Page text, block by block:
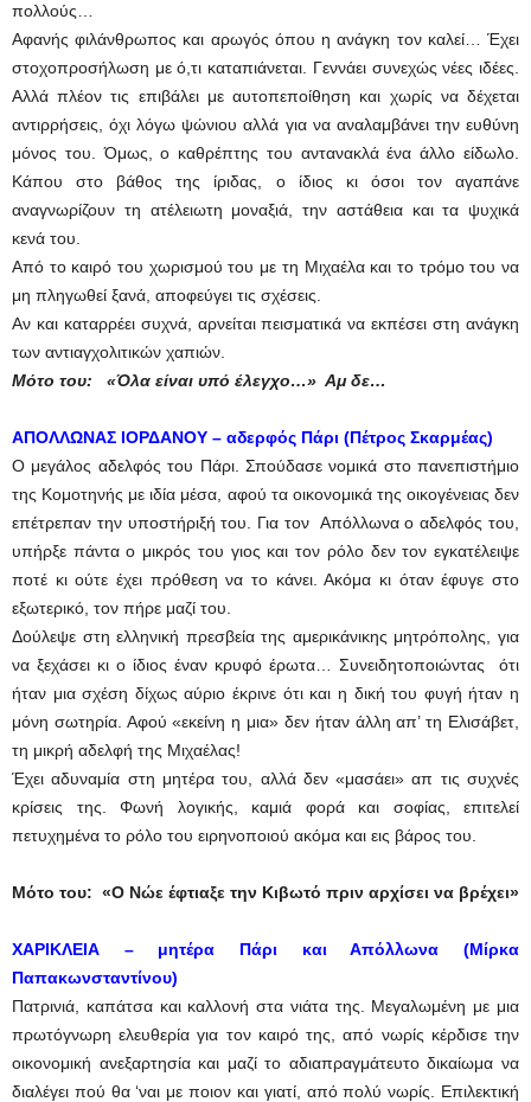
πολλούς…
Αφανής φιλάνθρωπος και αρωγός όπου η ανάγκη τον καλεί… Έχει
στοχοπροσήλωση με ό,τι καταπιάνεται. Γεννάει συνεχώς νέες ιδέες.
Αλλά πλέον τις επιβάλει με αυτοπεποίθηση και χωρίς να δέχεται
αντιρρήσεις, όχι λόγω ψώνιου αλλά για να αναλαμβάνει την ευθύνη
μόνος του. Όμως, ο καθρέπτης του αντανακλά ένα άλλο είδωλο.
Κάπου στο βάθος της ίριδας, ο ίδιος κι όσοι τον αγαπάνε
αναγνωρίζουν τη ατέλειωτη μοναξιά, την αστάθεια και τα ψυχικά
κενά του.
Από το καιρό του χωρισμού του με τη Μιχαέλα και το τρόμο του να
μη πληγωθεί ξανά, αποφεύγει τις σχέσεις.
Αν και καταρρέει συχνά, αρνείται πεισματικά να εκπέσει στη ανάγκη
των αντιαγχολιτικών χαπιών.
Μότο του: «Όλα είναι υπό έλεγχο…» Αμ δε…
ΑΠΟΛΛΩΝΑΣ ΙΟΡΔΑΝΟΥ – αδερφός Πάρι (Πέτρος Σκαρμέας)
Ο μεγάλος αδελφός του Πάρι. Σπούδασε νομικά στο πανεπιστήμιο
της Κομοτηνής με ιδία μέσα, αφού τα οικονομικά της οικογένειας δεν
επέτρεπαν την υποστήριξή του. Για τον Απόλλωνα ο αδελφός του,
υπήρξε πάντα ο μικρός του γιος και τον ρόλο δεν τον εγκατέλειψε
ποτέ κι ούτε έχει πρόθεση να το κάνει. Ακόμα κι όταν έφυγε στο
εξωτερικό, τον πήρε μαζί του.
Δούλεψε στη ελληνική πρεσβεία της αμερικάνικης μητρόπολης, για
να ξεχάσει κι ο ίδιος έναν κρυφό έρωτα… Συνειδητοποιώντας ότι
ήταν μια σχέση δίχως αύριο έκρινε ότι και η δική του φυγή ήταν η
μόνη σωτηρία. Αφού «εκείνη η μια» δεν ήταν άλλη απ’ τη Ελισάβετ,
τη μικρή αδελφή της Μιχαέλας!
Έχει αδυναμία στη μητέρα του, αλλά δεν «μασάει» απ τις συχνές
κρίσεις της. Φωνή λογικής, καμιά φορά και σοφίας, επιτελεί
πετυχημένα το ρόλο του ειρηνοποιού ακόμα και εις βάρος του.
Μότο του: «Ο Νώε έφτιαξε την Κιβωτό πριν αρχίσει να βρέχει»
ΧΑΡΙΚΛΕΙΑ – μητέρα Πάρι και Απόλλωνα (Μίρκα
Παπακωνσταντίνου)
Πατρινιά, καπάτσα και καλλονή στα νιάτα της. Μεγαλωμένη με μια
πρωτόγνωρη ελευθερία για τον καιρό της, από νωρίς κέρδισε την
οικονομική ανεξαρτησία και μαζί το αδιαπραγμάτευτο δικαίωμα να
διαλέγει πού θα ‘ναι με ποιον και γιατί, από πολύ νωρίς. Επιλεκτική